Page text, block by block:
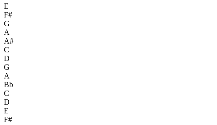
E
F#
G
A
A#
C
D
G
A
Bb
C
D
E
F#